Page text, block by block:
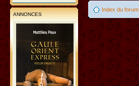
ANNONCES
Index du forum